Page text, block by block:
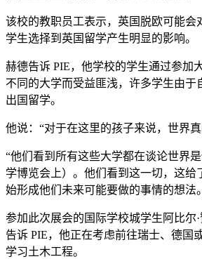
该校的教职员工表示，英国脱欧可能会
学生选择到英国留学产生明显的影响。
赫德告诉 PIE，他学校的学生通过参加
不同的大学而受益匪浅，许多学生由于
出国留学。
他说：“对于在这里的孩子来说，世界
“他们看到所有这些大学都在谈论世界
学博览会上）。他们看到这一切，这给
始形成他们未来可能要做的事情的想法
参加此次展会的国际学校城学生阿比尔
告诉 PIE，他正在考虑前往瑞士、德国
学习土木工程。